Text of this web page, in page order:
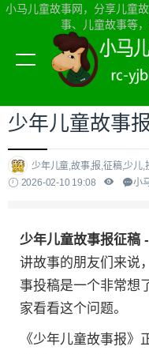
小马儿童故事网，分享儿童
事、儿童故事等
当前位置：小马儿童故事网
少年儿童故事
少年儿童,故事,报,征稿,少儿,
2026-02-10 19:08
小
少年儿童故事报征稿
讲故事的朋友们来说
事投稿是一个非常想
家看看这个问题。
《少年儿童故事报》